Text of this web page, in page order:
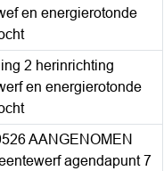
en energierotonde
2 herinrichting
en energierotonde
AANGENOMEN
agendapunt 7